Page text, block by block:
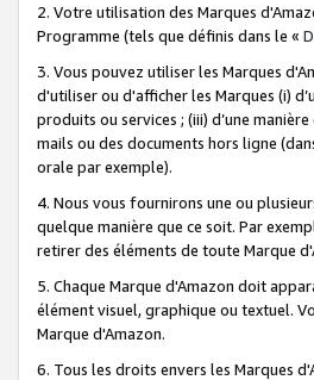
2. Votre utilisation des Marques
Programme (tels que définis dans le «
3. Vous pouvez utiliser les Marques
d'utiliser ou d'afficher les Marques (i)
produits ou services ; (iii) d’une
mails ou des documents hors ligne
orale par exemple).
4. Nous vous fournirons une ou
quelque manière que ce soit. Par
retirer des éléments de toute Marque
5. Chaque Marque d'Amazon doit
élément visuel, graphique ou textuel.
Marque d'Amazon.
6. Tous les droits envers les Marques